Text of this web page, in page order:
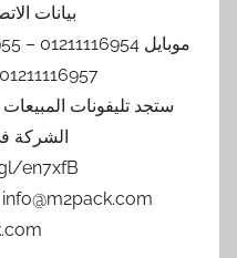
بيانات
01211116957 – 01211116958
ستجد تليفونات
الشركة
en7xfB